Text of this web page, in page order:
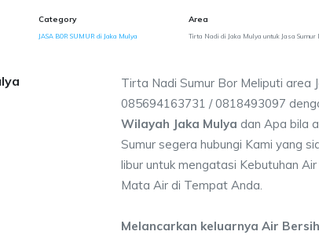
Category
JASA BOR SUMUR di Jaka Mulya
Area
Tirta Nadi di Jaka Mulya untuk Jasa Sumur
Tirta Nadi Sumur Bor Meliputi area
085694163731 / 0818493097
Wilayah Jaka Mulya dan Apa bila
Sumur segera hubungi Kami yang
libur untuk mengatasi Kebutuhan
Mata Air di Tempat Anda.
Melancarkan keluarnya Air